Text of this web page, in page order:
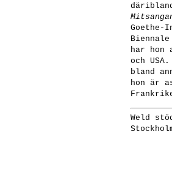
Goethe-
har hon
och
bland
hon är
Weld